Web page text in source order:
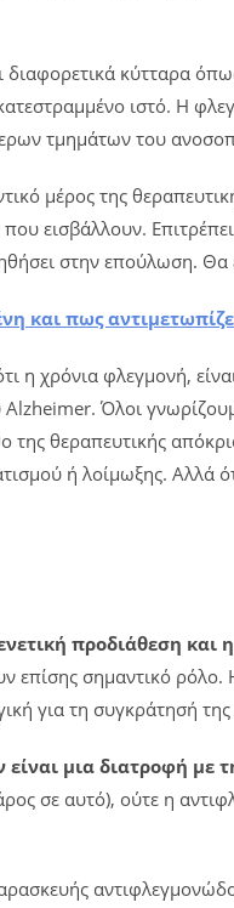
διαφορετικά κύτταρα
ιστό. Η
τμημάτων του
μέρος της
εισβάλλουν.
στην επούλωση.
και πως
η χρόνια φλεγμονή,
Όλοι
της θεραπευτικής
ή λοίμωξης. Αλλά
προδιάθεση και
επίσης σημαντικό
για τη συγκράτησή
μια διατροφή
σε αυτό), ούτε η